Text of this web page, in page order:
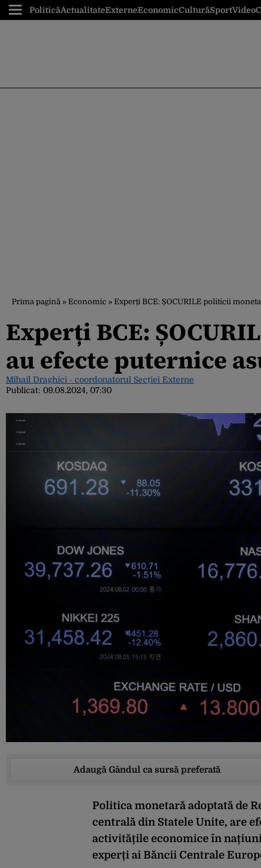
PoliticăActualitateExterneEconomicCulturăSportVideo
Prima pagină » Economic » Experți BCE: ȘOCURILE politicii
Experți BCE:
au efecte puternice
Mihail Draghici - coordonatorul Secției Externe
Publicat: 09.08.2024, 07:30
Adaugă Gândul ca sursă preferată
Politica monetară adoptată de
centrală din Statele Unite, are
activitățile economice în
experți ai Băncii Centrale